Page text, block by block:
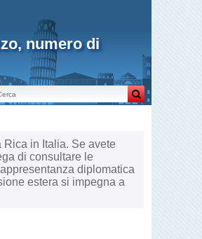
numero di
Rica in Italia. Se avete
di consultare le
diplomatica
estera si impegna a